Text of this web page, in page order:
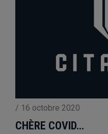
/ 16 octobre 2020
CHÈRE COVID…